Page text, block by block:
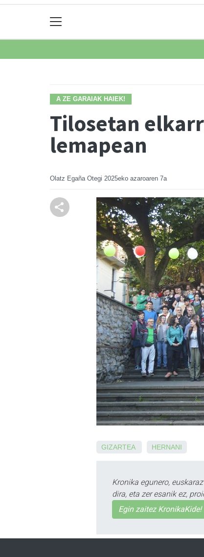
A ZE GARAIAK HAIEK!
Tilosetan
lemapean
Olatz Egaña Otegi 2025eko azaroaren 7a
GIZARTEA HERNANI
Kronika egunero,
dira, eta zer esanik ez,
Egin zaitez KronikaKide!